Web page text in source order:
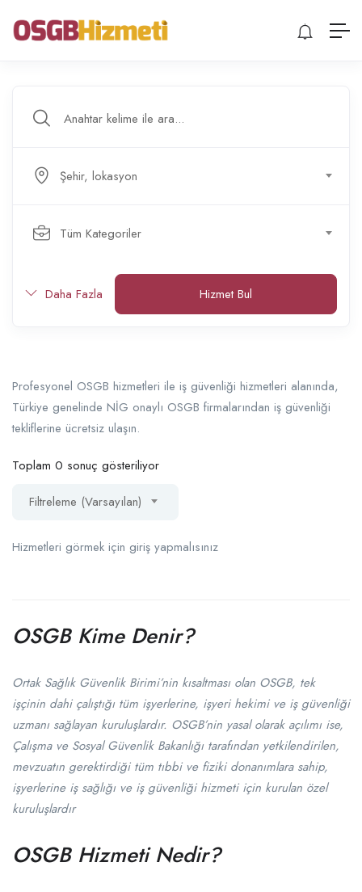
Şehir, lokasyon
Tüm Kategoriler
Daha Fazla Hizmet Bul
Profesyonel OSGB hizmetleri ile iş güvenliği hizmetleri alanında,
Türkiye genelinde NİG onaylı OSGB firmalarından iş güvenliği
tekliflerine ücretsiz ulaşın.
Toplam 0 sonuç gösteriliyor
Filtreleme (Varsayılan)
Hizmetleri görmek için giriş yapmalısınız
OSGB Kime Denir?
Ortak Sağlık Güvenlik Birimi’nin kısaltması olan OSGB, tek
işçinin dahi çalıştığı tüm işyerlerine, işyeri hekimi ve iş güvenliği
uzmanı sağlayan kuruluşlardır. OSGB’nin yasal olarak açılımı ise,
Çalışma ve Sosyal Güvenlik Bakanlığı tarafından yetkilendirilen,
mevzuatın gerektirdiği tüm tıbbi ve fiziki donanımlara sahip,
işyerlerine iş sağlığı ve iş güvenliği hizmeti için kurulan özel
kuruluşlardır
OSGB Hizmeti Nedir?